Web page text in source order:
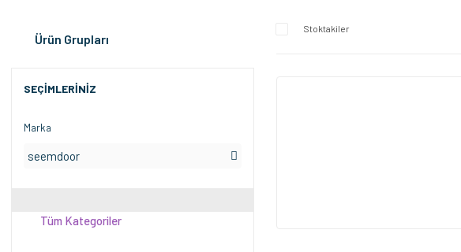
Ürün Grupları
SEÇIMLERINIZ
Marka
seemdoor
Tüm Kategoriler
Stoktakiler